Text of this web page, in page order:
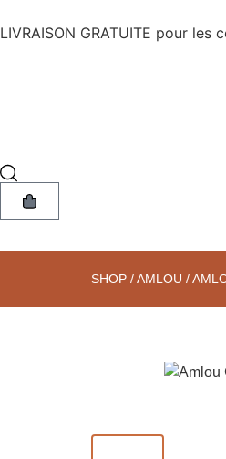
LIVRAISON GRATUITE pour les
SHOP /AMLOU /